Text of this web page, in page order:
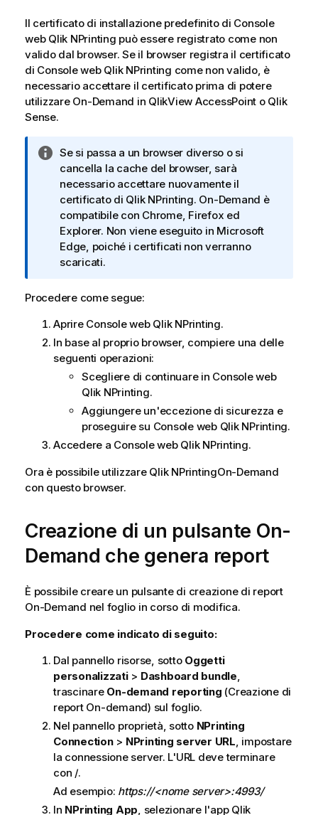
Il certificato di installazione predefinito di Console
web Qlik NPrinting può essere registrato come non
valido dal browser. Se il browser registra il certificato
di Console web Qlik NPrinting come non valido, è
necessario accettare il certificato prima di potere
utilizzare On-Demand in QlikView AccessPoint o Qlik
Sense.
N
o
t
a
i
n
f
o
m
t
i
c
Se si passa a un browser diverso o si
cancella la cache del browser, sarà
necessario accettare nuovamente il
certificato di Qlik NPrinting. On-Demand è
compatibile con Chrome, Firefox ed
Explorer. Non viene eseguito in Microsoft
Edge, poiché i certificati non verranno
scaricati.
Procedere come segue:
Aprire Console web Qlik NPrinting.
In base al proprio browser, compiere una delle
seguenti operazioni:
Scegliere di continuare in Console web
Qlik NPrinting.
Aggiungere un'eccezione di sicurezza e
proseguire su Console web Qlik NPrinting.
Accedere a Console web Qlik NPrinting.
Ora è possibile utilizzare Qlik NPrintingOn-Demand
con questo browser.
Creazione di un pulsante On-
Demand che genera report
È possibile creare un pulsante di creazione di report
On-Demand nel foglio in corso di modifica.
Procedere come indicato di seguito:
Dal pannello risorse, sotto Oggetti
personalizzati> Dashboard bundle,
trascinare On-demand reporting (Creazione di
report On-demand) sul foglio.
Nel pannello proprietà, sotto NPrinting
Connection> NPrinting server URL, impostare
la connessione server. L'URL deve terminare
con /.
Ad esempio: https://<nome server>:4993/
In NPrinting App, selezionare l'app Qlik